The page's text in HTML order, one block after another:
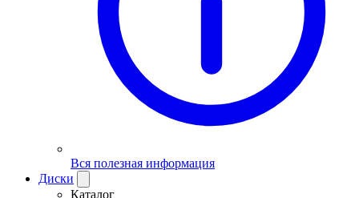
Вся полезная информация
Диски
Каталог